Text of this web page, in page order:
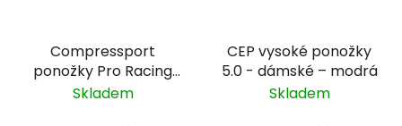
Compressport
ponožky Pro Racing
Trail - šedá/žlutá
Skladem
CEP vysoké ponožky
5.0 - dámské – modrá
Skladem